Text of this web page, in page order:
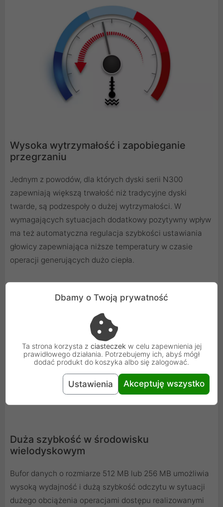
Wysoka wytrzymałość i zapobieganie
przegrzaniu
Jednym z powodów, dla których dyski serii N300
zapewniają większą trwałość niż tradycyjne dyski
twarde, są podzespoły o dużej wytrzymałości. W
wymagających sytuacjach dodatkowy pozytywny wpływ
ma też automatyczna regulacja szybkości ustawiania
głowicy zapewniająca niższe temperatury w czasie
operacji generujących dużo ciepła.
Duża szybkość w środowisku
wielodyskowym
Bufor danych o rozmiarze 512 MB lub 256 MB umożliwia
wysoką wydajność i dużą szybkość odczytu w sytuacji
dużego obciążenia operacjami dostępu realizowanymi
Dbamy o Twoją prywatność
Ta strona korzysta z ciasteczek w celu zapewnienia jej
prawidłowego działania. Potrzebujemy ich, abyś mógł
dodać produkt do koszyka albo się zalogować.
Ustawienia Akceptuję wszystko